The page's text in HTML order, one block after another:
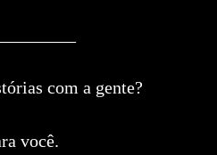
com a gente?
você.